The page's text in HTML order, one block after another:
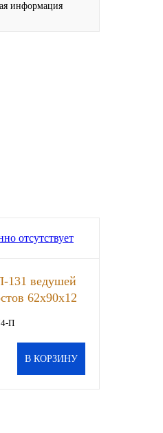
информация
131 ведушей
62х90х12
П
В КОРЗИНУ